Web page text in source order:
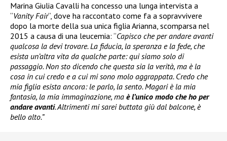
Marina Giulia Cavalli ha concesso una lunga intervista a
“Vanity Fair“, dove ha raccontato come fa a sopravvivere
dopo la morte della sua unica figlia Arianna, scomparsa nel
2015 a causa di una leucemia: “Capisco che per andare avanti
qualcosa la devi trovare. La fiducia, la speranza e la fede, che
esista un’altra vita da qualche parte: qui siamo solo di
passaggio. Non sto dicendo che questa sia la verità, ma è la
cosa in cui credo e a cui mi sono molo aggrappata. Credo che
mia figlia esista ancora: le parlo, la sento. Magari è la mia
fantasia, la mia immaginazione, ma è l’unico modo che ho per
andare avanti. Altrimenti mi sarei buttata giù dal balcone, è
bello alto.”